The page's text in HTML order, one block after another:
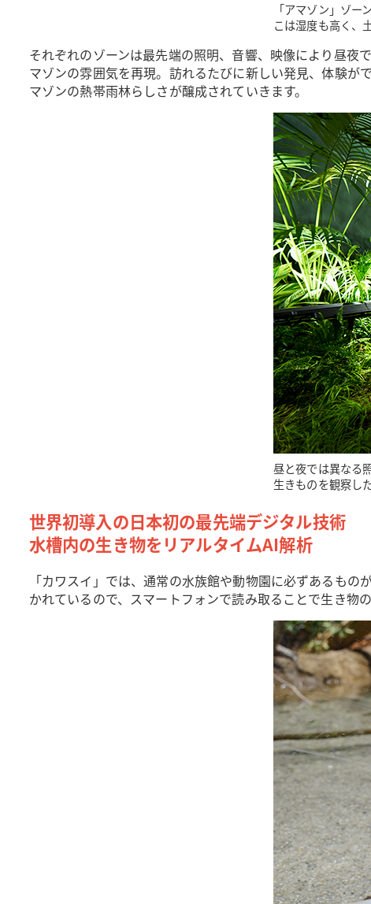
「アマゾン」ゾ
こは湿度も高く、
それぞれのゾーンは最先端の照明、音響、映像により昼夜
マゾンの雰囲気を再現。訪れるたびに新しい発見、体験が
マゾンの熱帯雨林らしさが醸成されていきます。
昼と夜では異なる
生きものを観察し
世界初導入の日本初の最先端デジタル技術
水槽内の生き物をリアルタイムAI解析
「カワスイ」では、通常の水族館や動物園に必ずあるも
かれているので、スマートフォンで読み取ることで生き物